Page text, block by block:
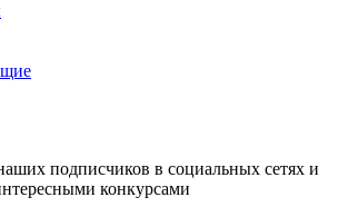
подписчиков в социальных сетях и
конкурсами